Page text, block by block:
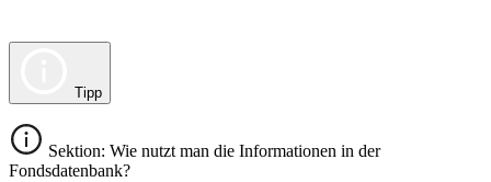
Tipp
Sektion: Wie nutzt man die Informationen in der
Fondsdatenbank?